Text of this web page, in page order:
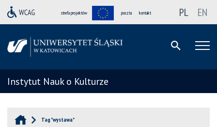
strefa projektów poczta kontakt PL EN
Instytut Nauk o Kulturze
Tag "wystawa"